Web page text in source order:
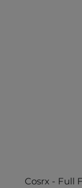
Cosrx - Full